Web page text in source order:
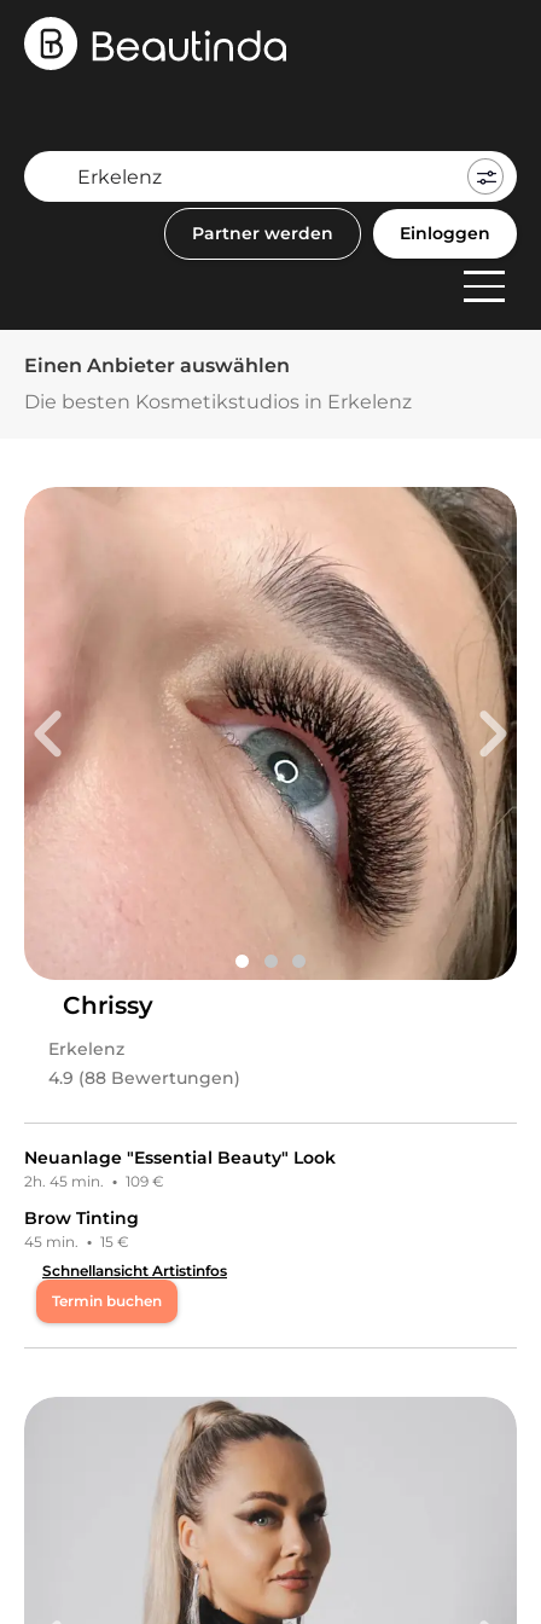
Partner werden Einloggen
Einen Anbieter auswählen
Die besten Kosmetikstudios in Erkelenz
Chrissy
Erkelenz
4.9 (88 Bewertungen)
Neuanlage "Essential Beauty" Look
2h. 45 min. · 109 €
Brow Tinting
45 min. · 15 €
Schnellansicht Artistinfos
Termin buchen
Mo 15:00 - 19:30
Di
15:00 - 19:30